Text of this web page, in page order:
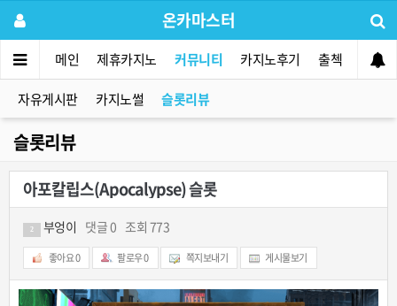
온카마스터
메인 제휴카지노 커뮤니티 카지노후기 출첵 먹튀
자유게시판 카지노썰 슬롯리뷰
슬롯리뷰
아포칼립스(Apocalypse) 슬롯
2 부엉이 댓글 0 조회 773
좋아요0 팔로우0 쪽지보내기 게시물보기